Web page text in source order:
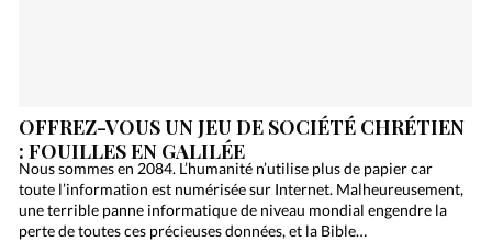
OFFREZ-VOUS UN JEU DE SOCIÉTÉ CHRÉTIEN
: FOUILLES EN GALILÉE
Nous sommes en 2084. L’humanité n’utilise plus de papier car
toute l’information est numérisée sur Internet. Malheureusement,
une terrible panne informatique de niveau mondial engendre la
perte de toutes ces précieuses données, et la Bible…